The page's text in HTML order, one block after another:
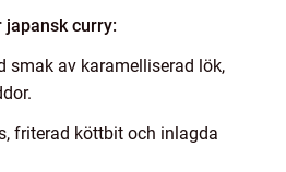
japansk curry:
smak av karamelliserad lök,
friterad köttbit och inlagda